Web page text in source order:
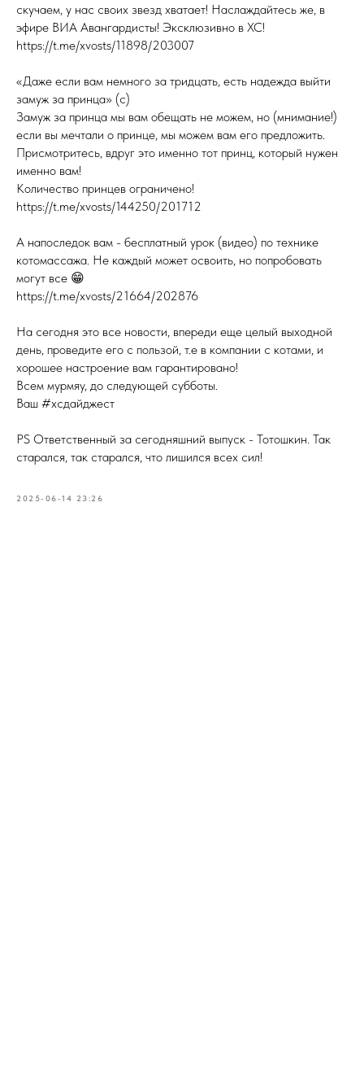
скучаем, у нас своих звезд хватает! Наслаждайтесь же, в
эфире ВИА Авангардисты! Эксклюзивно в ХС!
https://t.me/xvosts/11898/203007
«Даже если вам немного за тридцать, есть надежда выйти
замуж за принца» (с)
Замуж за принца мы вам обещать не можем, но (мнимание!)
если вы мечтали о принце, мы можем вам его предложить.
Присмотритесь, вдруг это именно тот принц, который нужен
именно вам!
Количество принцев ограничено!
https://t.me/xvosts/144250/201712
А напоследок вам - бесплатный урок (видео) по технике
котомассажа. Не каждый может освоить, но попробовать
могут все 😁
https://t.me/xvosts/21664/202876
На сегодня это все новости, впереди еще целый выходной
день, проведите его с пользой, т.е в компании с котами, и
хорошее настроение вам гарантировано!
Всем мурмяу, до следующей субботы.
Ваш #хсдайджест
PS Ответственный за сегодняшний выпуск - Тотошкин. Так
старался, так старался, что лишился всех сил!
2025-06-14 23:26